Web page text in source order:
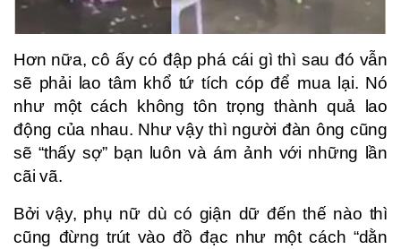
Hơn nữa, cô ấy có đập phá cái gì thì sau đó vẫn
sẽ phải lao tâm khổ tứ tích cóp để mua lại. Nó
như một cách không tôn trọng thành quả lao
động của nhau. Như vậy thì người đàn ông cũng
sẽ “thấy sợ” bạn luôn và ám ảnh với những lần
cãi vã.
Bởi vậy, phụ nữ dù có giận dữ đến thế nào thì
cũng đừng trút vào đồ đạc như một cách “dằn